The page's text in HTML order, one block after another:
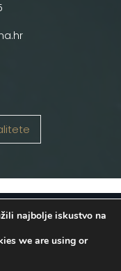
. Configured
pridržana.
najbolje iskustvo na
we are using or